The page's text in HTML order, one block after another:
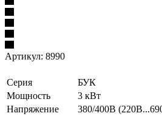
Артикул: 8990
Серия
БУК
Мощность
3 кВт
Напряжение
380/400В